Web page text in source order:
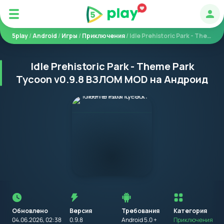
5play/Android /Игры /Приключения/ Idle Prehistoric Park - Theme Park Tycoon
Idle Prehistoric Park - Theme Park
Tycoon v0.9.8 ВЗЛОМ MOD на Андроид
Обновлено
04.06.2026, 02:38
Версия
0.9.8
Требования
Android 5.0 +
установкой
приложения
на
устройство
Категория
Приключения